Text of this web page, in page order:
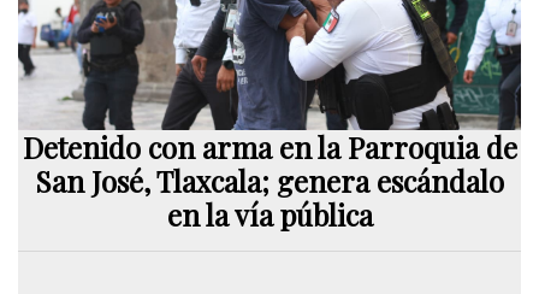
Detenido con arma en la Parroquia de
San José, Tlaxcala; genera escándalo
en la vía pública